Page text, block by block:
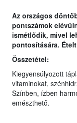
Az országos
pontszámok
ismétlődik, mivel
pontosítására.
Összetétel:
Kiegyensúlyozott
vitaminokat,
Színben, ízben
emészthető.